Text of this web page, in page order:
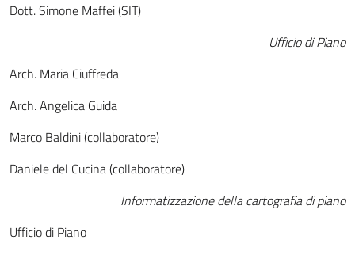
Dott. Simone Maffei (SIT)
Ufficio di Piano
Arch. Maria Ciuffreda
Arch. Angelica Guida
Marco Baldini (collaboratore)
Daniele del Cucina (collaboratore)
Informatizzazione della cartografia di piano
Ufficio di Piano